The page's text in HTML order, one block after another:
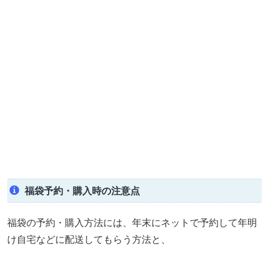
福袋予約・購入時の注意点
福袋の予約・購入方法には、年末にネットで予約して年明
け自宅などに配送してもらう方法と、